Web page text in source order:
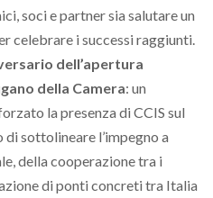
soci e partner sia salutare un
celebrare i successi raggiunti.
dell’apertura
della Camera: un
la presenza di CCIS sul
sottolineare l’impegno a
della cooperazione tra i
di ponti concreti tra Italia